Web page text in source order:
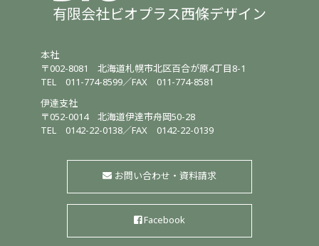
有限会社ビオプラス西條デザイン
本社
〒002-8081北海道札幌市北区百合が原4丁目8-1
TEL011-774-8599／FAX 011-774-8581
伊達支社
〒052-0014北海道伊達市舟岡50-28
TEL0142-22-0138／FAX 0142-22-0139
お問い合わせ・資料請求
Facebook